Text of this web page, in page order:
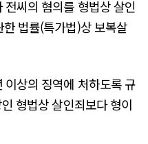
씨의 혐의를 형법상 살인
법률(특가법)상 보복살
상의 징역에 처하도록 규
형법상 살인죄보다 형이